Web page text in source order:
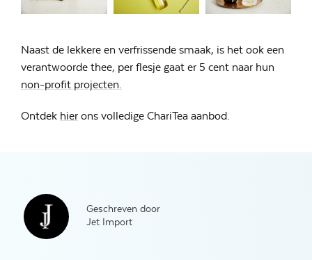
Naast de lekkere en verfrissende smaak, is het ook een
verantwoorde thee, per flesje gaat er 5 cent naar hun
non-profit projecten.
Ontdek hier ons volledige ChariTea aanbod.
Geschreven door
Jet Import